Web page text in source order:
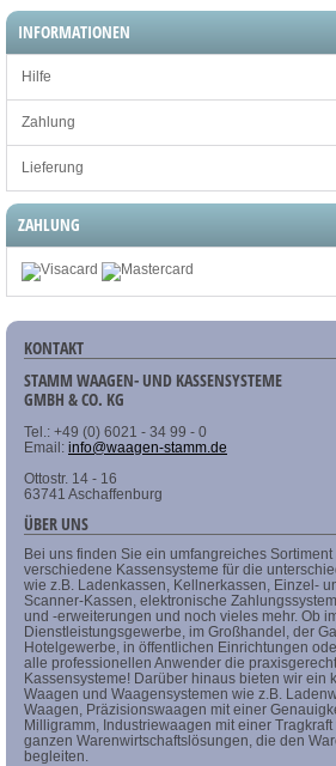
INFORMATIONEN
Hilfe
Zahlung
Lieferung
ZAHLUNG
KONTAKT
STAMM WAAGEN- UND KASSENSYSTEME
GMBH & CO. KG
Tel.: +49 (0) 6021 - 34 99 - 0
Email: info@waagen-stamm.de
Ottostr. 14 - 16
63741 Aschaffenburg
ÜBER UNS
Bei uns finden Sie ein umfangreiches
verschiedene Kassensysteme für die
wie z.B. Ladenkassen, Kellnerkassen, Einzel-
Scanner-Kassen, elektronische
und -erweiterungen und noch vieles mehr. Ob
Dienstleistungsgewerbe, im Großhandel, der
Hotelgewerbe, in öffentlichen Einrichtungen
alle professionellen Anwender die
Kassensysteme! Darüber hinaus bieten wir ein
Waagen und Waagensystemen wie z.B.
Waagen, Präzisionswaagen mit einer
Milligramm, Industriewaagen mit einer
ganzen Warenwirtschaftslösungen, die den
begleiten.